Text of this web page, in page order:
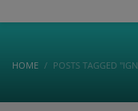
HOME POSTS TAGGED